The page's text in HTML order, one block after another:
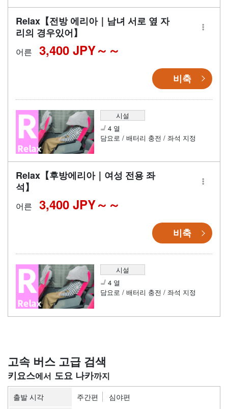
Relax【전방 에리아｜남녀 서로 옆 자
리의 경우있어】
어른 3,400 JPY～
비축
시설
4 열
담요로 / 배터리 충전 / 좌석 지정
Relax【후방에리아｜여성 전용 좌
석】
어른 3,400 JPY～
비축
시설
4 열
담요로 / 배터리 충전 / 좌석 지정
고속 버스 고급 검색
키요스 도요 나카
출발 시각 주간편
심야편